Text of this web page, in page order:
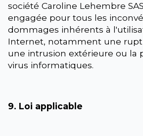
société Caroline Lehembre
engagée pour tous les
dommages inhérents à
Internet, notamment une
une intrusion extérieure ou la
virus informatiques.
9. Loi applicable